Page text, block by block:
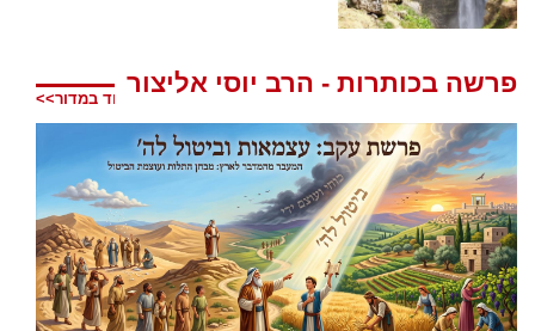
פרשה בכותרות - הרב יוסי אליצור
עוד במדור>>